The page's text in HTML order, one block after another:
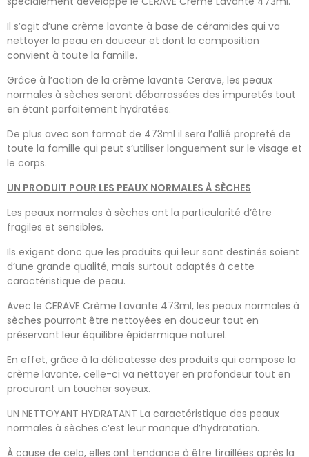
Il s’agit d’une crème lavante à base de céramides qui va
nettoyer la peau en douceur et dont la composition
convient à toute la famille.
Grâce à l’action de la crème lavante Cerave, les peaux
normales à sèches seront débarrassées des impuretés tout
en étant parfaitement hydratées.
De plus avec son format de 473ml il sera l’allié propreté de
toute la famille qui peut s’utiliser longuement sur le visage et
le corps.
UN PRODUIT POUR LES PEAUX NORMALES À SÈCHES
Les peaux normales à sèches ont la particularité d’être
fragiles et sensibles.
Ils exigent donc que les produits qui leur sont destinés soient
d’une grande qualité, mais surtout adaptés à cette
caractéristique de peau.
Avec le CERAVE Crème Lavante 473ml, les peaux normales à
sèches pourront être nettoyées en douceur tout en
préservant leur équilibre épidermique naturel.
En effet, grâce à la délicatesse des produits qui compose la
crème lavante, celle-ci va nettoyer en profondeur tout en
procurant un toucher soyeux.
UN NETTOYANT HYDRATANT La caractéristique des peaux
normales à sèches c’est leur manque d’hydratation.
À cause de cela, elles ont tendance à être tiraillées après la